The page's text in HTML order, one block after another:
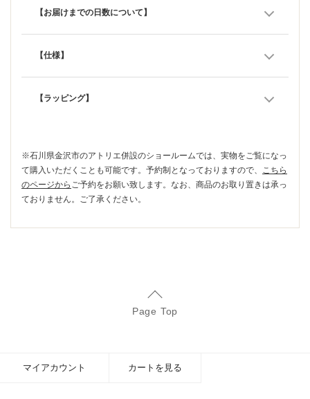
【お届けまでの日数について】
【仕様】
【ラッピング】
※石川県金沢市のアトリエ併設のショールームでは、実物をご覧になっ
て購入いただくことも可能です。予約制となっておりますので、 こちら
のページから ご予約をお願い致します。なお、商品のお取り置きは承っ
ておりません。ご了承ください。
Page Top
マイアカウント カートを見る